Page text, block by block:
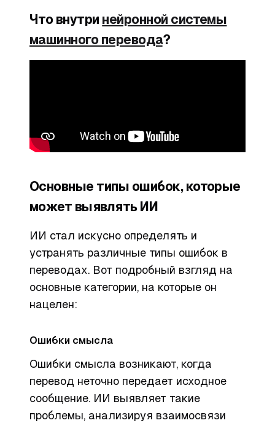
Что внутри нейронной системы
машинного перевода?
Основные типы ошибок, которые
может выявлять ИИ
ИИ стал искусно определять и
устранять различные типы ошибок в
переводах. Вот подробный взгляд на
основные категории, на которые он
нацелен:
Ошибки смысла
Ошибки смысла возникают, когда
перевод неточно передает исходное
сообщение. ИИ выявляет такие
проблемы, анализируя взаимосвязи